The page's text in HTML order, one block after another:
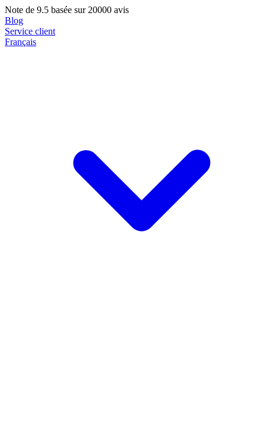
Note de 9.5 basée sur 20000 avis
Blog
Service client
Français